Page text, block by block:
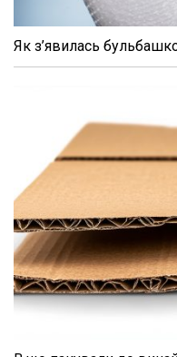
Як з’явилась